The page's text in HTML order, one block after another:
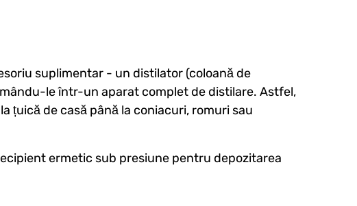
suplimentar - un distilator (coloană de
le într-un aparat complet de distilare. Astfel,
țuică de casă până la coniacuri, romuri sau
ermetic sub presiune pentru depozitarea